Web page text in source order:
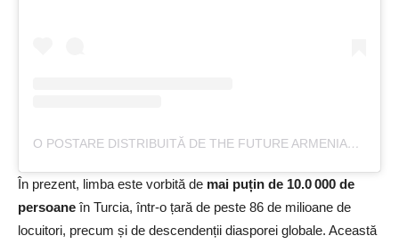
O POSTARE DISTRIBUITĂ DE THE FUTURE ARMENIAN (@THE_FUTURE_ARMENIAN)
În prezent, limba este vorbită de mai puțin de 10.0 000 de
persoane în Turcia, într‑o țară de peste 86 de milioane de
locuitori, precum și de descendenții diasporei globale. Această